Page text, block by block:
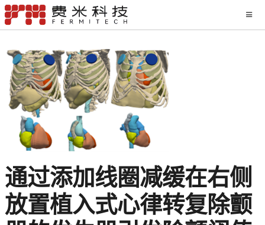
通过添加线圈减缓在右侧
放置植入式心律转复除颤